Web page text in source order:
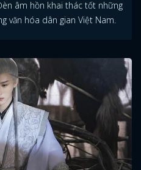
âm hồn khai thác tốt những
văn hóa dân gian Việt Nam.